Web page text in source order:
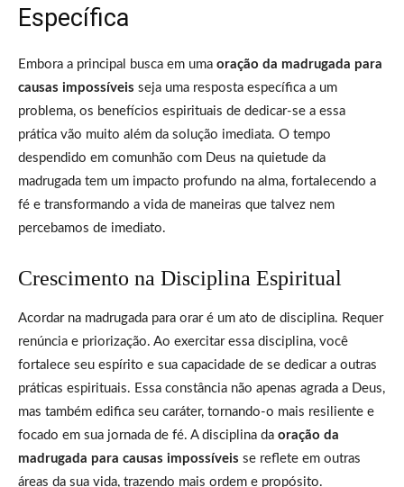
Específica
Embora a principal busca em uma oração da madrugada para
causas impossíveis seja uma resposta específica a um
problema, os benefícios espirituais de dedicar-se a essa
prática vão muito além da solução imediata. O tempo
despendido em comunhão com Deus na quietude da
madrugada tem um impacto profundo na alma, fortalecendo a
fé e transformando a vida de maneiras que talvez nem
percebamos de imediato.
Crescimento na Disciplina Espiritual
Acordar na madrugada para orar é um ato de disciplina. Requer
renúncia e priorização. Ao exercitar essa disciplina, você
fortalece seu espírito e sua capacidade de se dedicar a outras
práticas espirituais. Essa constância não apenas agrada a Deus,
mas também edifica seu caráter, tornando-o mais resiliente e
focado em sua jornada de fé. A disciplina da oração da
madrugada para causas impossíveis se reflete em outras
áreas da sua vida, trazendo mais ordem e propósito.